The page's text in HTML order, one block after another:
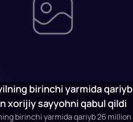
birinchi yarmida qariyb
xorijiy sayyohni qabul qildi
birinchi yarmida qariyb 26 million